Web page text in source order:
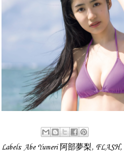
Labels: Abe Yumeri 阿部夢梨, FLASH,